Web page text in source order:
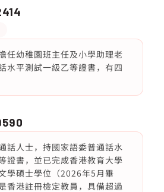
任幼稚園班主任及小學助理老
水平測試一級乙等證書，有四
話人士，持國家語委普通話水
證書，並已完成香港教育大學
學碩士學位（2026年5月畢
香港註冊檢定教員，具備超過